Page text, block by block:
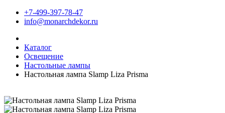
+7-499-397-78-47
info@monarchdekor.ru
Каталог
Освещение
Настольные лампы
Настольная лампа Slamp Liza Prisma